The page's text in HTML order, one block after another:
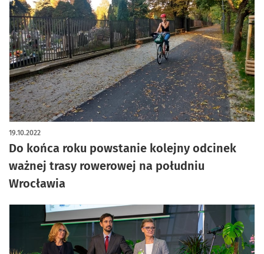
Do końca roku powstanie kolejny odcinek
ważnej trasy rowerowej na południu
Wrocławia
19.10.2022
artykuł z galerią zdjęć